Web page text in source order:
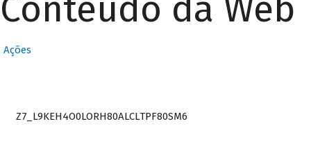
Conteúdo da Web
Ações
Z7_L9KEH4O0LORH80ALCLTPF80SM6